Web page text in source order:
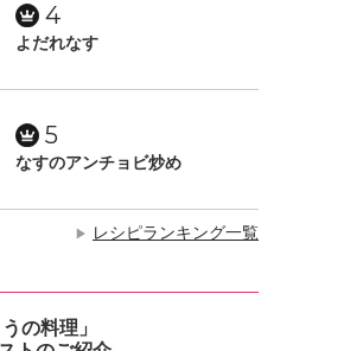
4
よだれなす
5
なすのアンチョビ炒め
▶ レシピランキング一覧
の料理」